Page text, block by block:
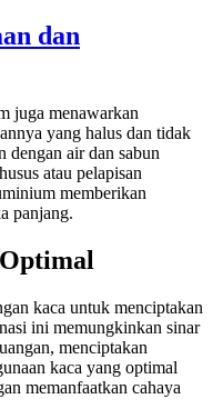
dan
juga menawarkan
yang halus dan tidak
dengan air dan sabun
atau pelapisan
memberikan
panjang.
kaca untuk menciptakan
ini memungkinkan sinar
menciptakan
kaca yang optimal
memanfaatkan cahaya